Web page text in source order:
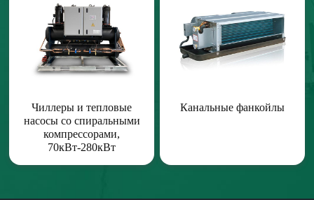
Чиллеры и тепловые
насосы со спиральными
компрессорами,
70кВт-280кВт
Канальные фанкойлы